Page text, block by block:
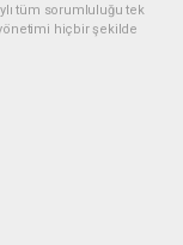
tüm sorumluluğu tek
hiçbir şekilde